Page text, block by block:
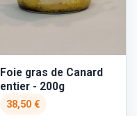
Foie gras de Canard
entier - 200g
38,50 €